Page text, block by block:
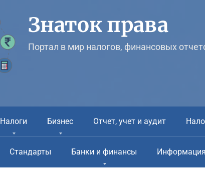
Знаток права
Портал в мир налогов, финансовых
Налоги Бизнес Отчет, учет и аудит
Стандарты Банки и финансы